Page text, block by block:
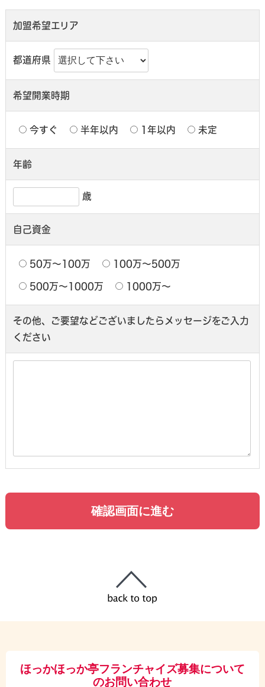
加盟希望エリア
都道府県
希望開業時期
今すぐ 半年以内 1年以内 未定
年齢
歳
自己資金
50万〜100万
100万〜500万
500万〜1000万
1000万〜
その他、ご要望などございましたら メッセージをご入力
ください
ほっかほっか亭フランチャイズ募集について
のお問い合わせ